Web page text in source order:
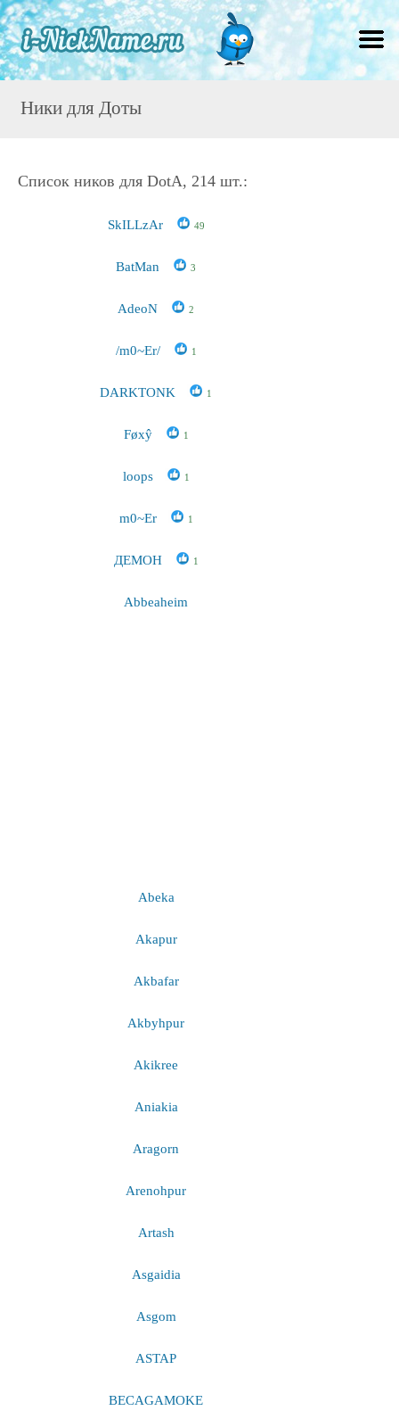
Ники для Доты
Список ников для DotA, 214 шт.:
SkILLzAr 49
BatMan 3
AdeoN 2
/m0~Er/ 1
DARKTONK 1
Føxŷ 1
loops 1
m0~Er 1
ДЕМОН 1
Abbeaheim
Abeka
Akapur
Akbafar
Akbyhpur
Akikree
Aniakia
Aragorn
Arenohpur
Artash
Asgaidia
Asgom
ASTAP
BECAGAMOKE